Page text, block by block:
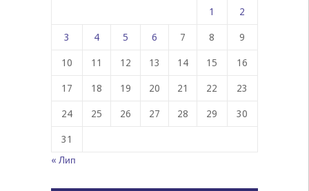
1 2
3 4 5 6 7 8 9
10 11 12 13 14 15 16
17 18 19 20 21 22 23
24 25 26 27 28 29 30
31
« Лип